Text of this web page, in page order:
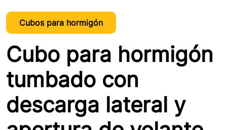
Cubos para hormigón
Cubo para hormigón
tumbado con
descarga lateral y